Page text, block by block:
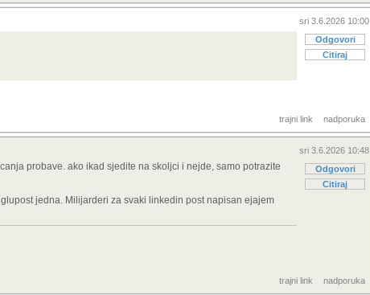
sri 3.6.2026 10:00
Odgovori
Citiraj
trajni link nadporuka
sri 3.6.2026 10:48
Odgovori
Citiraj
probave. ako ikad sjedite na skoljci i nejde, samo potrazite
jedna. Milijarderi za svaki linkedin post napisan ejajem
trajni link nadporuka